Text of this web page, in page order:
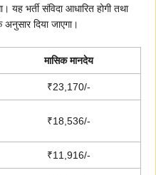
यह भर्ती संविदा आधारित होगी तथा
दिया जाएगा।
मासिक मानदेय
₹23,170/-
₹18,536/-
₹11,916/-